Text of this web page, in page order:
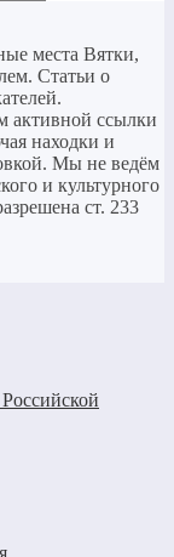
места Вятки,
Статьи о
активной ссылки
находки и
Мы не ведём
и культурного
ст. 233